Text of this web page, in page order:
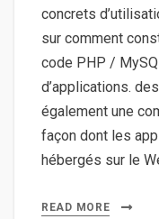
concrets
sur comment
code PHP /
d’applications.
également une
façon dont les
hébergés sur le
READ MORE